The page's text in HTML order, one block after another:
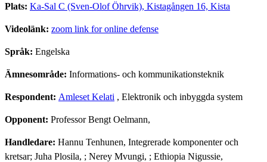
Plats: Ka-Sal C (Sven-Olof Öhrvik), Kistagången 16, Kista
Videolänk: zoom link for online defense
Språk: Engelska
Ämnesområde: Informations- och kommunikationsteknik
Respondent: Amleset Kelati , Elektronik och inbyggda system
Opponent: Professor Bengt Oelmann,
Handledare: Hannu Tenhunen, Integrerade komponenter och
kretsar; Juha Plosila, ; Nerey Mvungi, ; Ethiopia Nigussie,